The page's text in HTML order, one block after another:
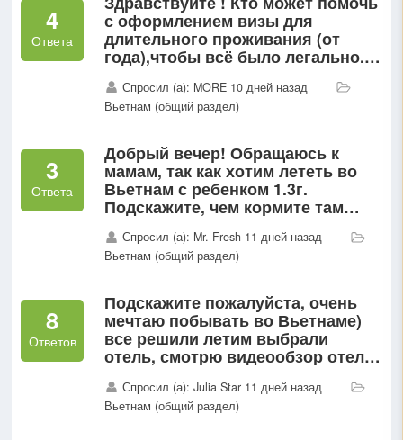
4
Ответа
с оформлением визы для
длительного проживания (от
года),чтобы всё было легально.
рабочая...
Спросил (а): MORE 10 дней назад
Вьетнам (общий раздел)
3
Ответа
Добрый вечер! Обращаюсь к
мамам, так как хотим лететь во
Вьетнам с ребенком 1.3г.
Подскажите, чем кормите там
интересно послушать тех, у кого
дети едят не сильно
Спросил (а): Mr. Fresh 11 дней назад
Вьетнам (общий раздел)
8
Ответов
Подскажите пожалуйста, очень
мечтаю побывать во Вьетнаме)
все решили летим выбрали
отель, смотрю видеообзор отеля,
змей, 🐍 очень их боюсь, во
Вьетнаме и правда так часто...
Спросил (а): Julia Star 11 дней назад
Вьетнам (общий раздел)